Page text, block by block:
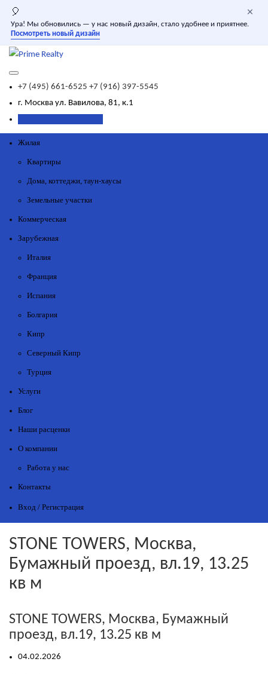
🎈
Ура! Мы обновились — у нас новый дизайн, стало удобнее и приятнее.
Посмотреть новый дизайн
×
+7 (495) 661-6525 +7 (916) 397-5545
г. Москва ул. Вавилова, 81, к.1
Жилая
Квартиры
Дома, коттеджи, таун-хаусы
Земельные участки
Коммерческая
Зарубежная
Италия
Франция
Испания
Болгария
Кипр
Северный Кипр
Турция
Услуги
Блог
Наши расценки
О компании
Работа у нас
Контакты
Вход / Регистрация
STONE TOWERS, Москва,
Бумажный проезд, вл.19, 13.25
кв м
STONE TOWERS, Москва, Бумажный
проезд, вл.19, 13.25 кв м
04.02.2026